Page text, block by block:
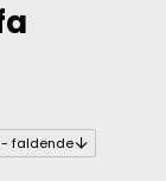
- faldende